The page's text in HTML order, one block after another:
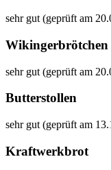
sehr gut (geprüft am
Wikingerbrötchen
sehr gut (geprüft am
Butterstollen
sehr gut (geprüft am
Kraftwerkbrot